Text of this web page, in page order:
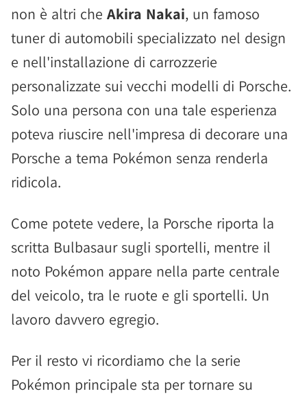
non è altri che Akira Nakai, un famoso
tuner di automobili specializzato nel design
e nell'installazione di carrozzerie
personalizzate sui vecchi modelli di Porsche.
Solo una persona con una tale esperienza
poteva riuscire nell'impresa di decorare una
Porsche a tema Pokémon senza renderla
ridicola.
Come potete vedere, la Porsche riporta la
scritta Bulbasaur sugli sportelli, mentre il
noto Pokémon appare nella parte centrale
del veicolo, tra le ruote e gli sportelli. Un
lavoro davvero egregio.
Per il resto vi ricordiamo che la serie
Pokémon principale sta per tornare su